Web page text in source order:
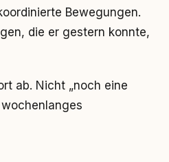
Bewegungen.
die er gestern konnte,
ab. Nicht „noch eine